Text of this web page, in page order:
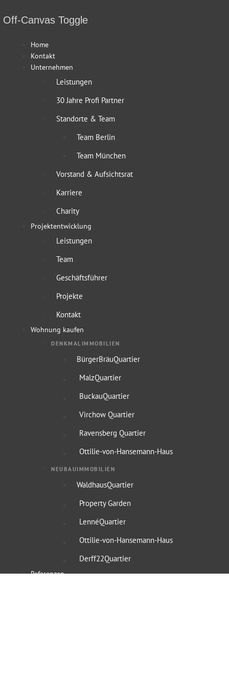
Off-Canvas Toggle
Home
Kontakt
Unternehmen
Leistungen
30 Jahre Profi Partner
Standorte & Team
Team Berlin
Team München
Vorstand & Aufsichtsrat
Karriere
Charity
Projektentwicklung
Leistungen
Team
Geschäftsführer
Projekte
Kontakt
Wohnung kaufen
DENKMALIMMOBILIEN
BürgerBräuQuartier
MalzQuartier
BuckauQuartier
Virchow Quartier
Ravensberg Quartier
Ottilie-von-Hansemann-Haus
NEUBAUIMMOBILIEN
WaldhausQuartier
Property Garden
LennéQuartier
Ottilie-von-Hansemann-Haus
Derff22Quartier
Referenzen